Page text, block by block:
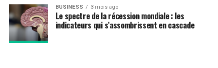
BUSINESS 3 mois ago
Le spectre de la récession mondiale : les
indicateurs qui s’assombrissent en cascade